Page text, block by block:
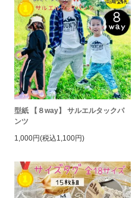
型紙 【８way】 サルエルタックパ
ンツ
1,000円(税込1,100円)